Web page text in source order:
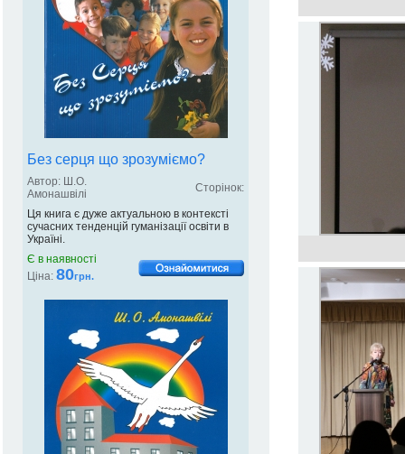
Без серця що зрозуміємо?
Автор: Ш.О.
Амонашвілі
Сторінок:
Ця книга є дуже актуальною в контексті
сучасних тенденцій гуманізації освіти в
Україні.
Є в наявності
Ціна: 80грн.